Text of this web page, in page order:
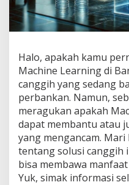
Halo, apakah kamu
Machine Learning di
canggih yang sedang
perbankan. Namun,
meragukan apakah
dapat membantu atau
yang mengancam.
tentang solusi canggih
bisa membawa
Yuk, simak informasi